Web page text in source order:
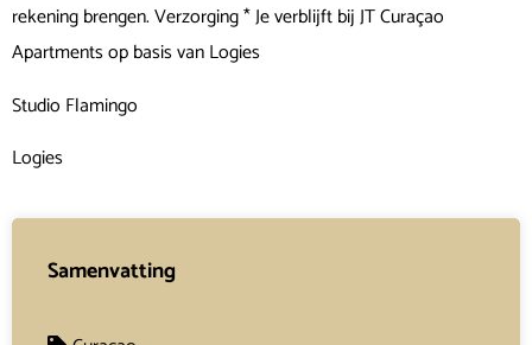
rekening brengen. Verzorging * Je verblijft bij JT Curaçao
Apartments op basis van Logies
Studio Flamingo
Logies
Samenvatting